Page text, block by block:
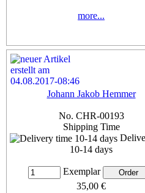
more...
Johann Jakob Hemmer
No. CHR-00193
Shipping Time
10-14 days
Exemplar
35,00 €